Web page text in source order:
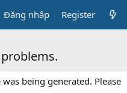
Đăng nhập Register
being generated. Please